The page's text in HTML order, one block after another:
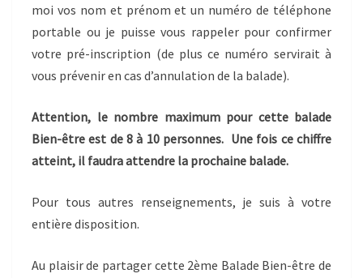
moi vos nom et prénom et un numéro de téléphone
portable ou je puisse vous rappeler pour confirmer
votre pré-inscription (de plus ce numéro servirait à
vous prévenir en cas d’annulation de la balade).
Attention, le nombre maximum pour cette balade
Bien-être est de 8 à 10 personnes. Une fois ce chiffre
atteint, il faudra attendre la prochaine balade.
Pour tous autres renseignements, je suis à votre
entière disposition.
Au plaisir de partager cette 2ème Balade Bien-être de